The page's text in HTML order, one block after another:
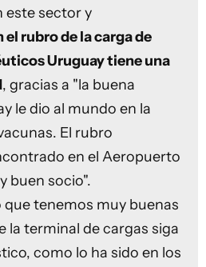
este sector y
el rubro de la carga de
Uruguay tiene una
, gracias a "la buena
le dio al mundo en la
El rubro
en el Aeropuerto
buen socio".
tenemos muy buenas
la terminal de cargas siga
como lo ha sido en los